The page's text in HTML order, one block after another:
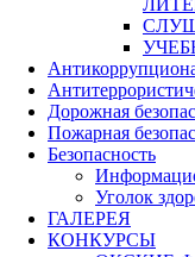
Дорожная
Пожарная
Безопасность
Уголок
ГАЛЕРЕЯ
КОНКУРСЫ